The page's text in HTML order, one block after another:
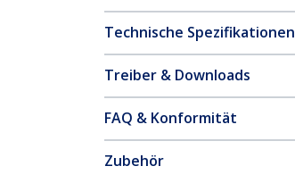
Technische Spezifikationen
Treiber & Downloads
FAQ & Konformität
Zubehör